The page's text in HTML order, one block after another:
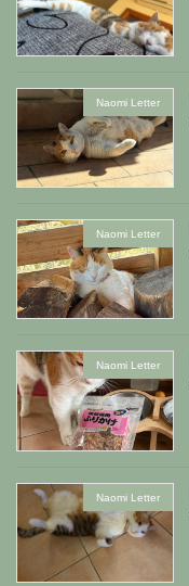
Naomi Letter
Naomi Letter
Naomi Letter
Naomi Letter